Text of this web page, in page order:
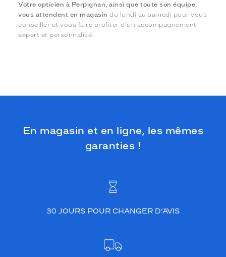
Votre opticien à Perpignan, ainsi que toute son équipe,
vous attendent en magasin du lundi au samedi pour vous
conseiller et vous faire profiter d’un accompagnement
expert et personnalisé.
En magasin et en ligne, les mêmes
garanties !
30 JOURS POUR CHANGER D’AVIS